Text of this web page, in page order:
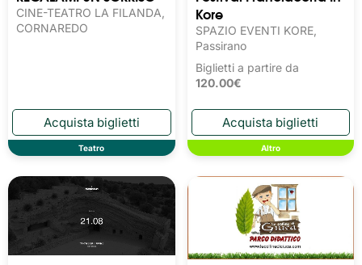
CINE-TEATRO LA FILANDA,
CORNAREDO
Teatro
Kore
SPAZIO EVENTI KORE,
Passirano
Biglietti a partire da
120.00€
Altro